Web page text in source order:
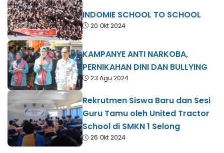
INDOMIE SCHOOL TO SCHOOL
20 Okt 2024
KAMPANYE ANTI NARKOBA,
PERNIKAHAN DINI DAN BULLYING
23 Agu 2024
Rekrutmen Siswa Baru dan Sesi
Guru Tamu oleh United Tractor
School di SMKN 1 Selong
26 Okt 2024